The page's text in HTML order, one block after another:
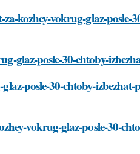
kozhey-vokrug-glaz-posle-
glaz-posle-30-chtoby-
posle-30-chtoby-izbezhat-
vokrug-glaz-posle-30-